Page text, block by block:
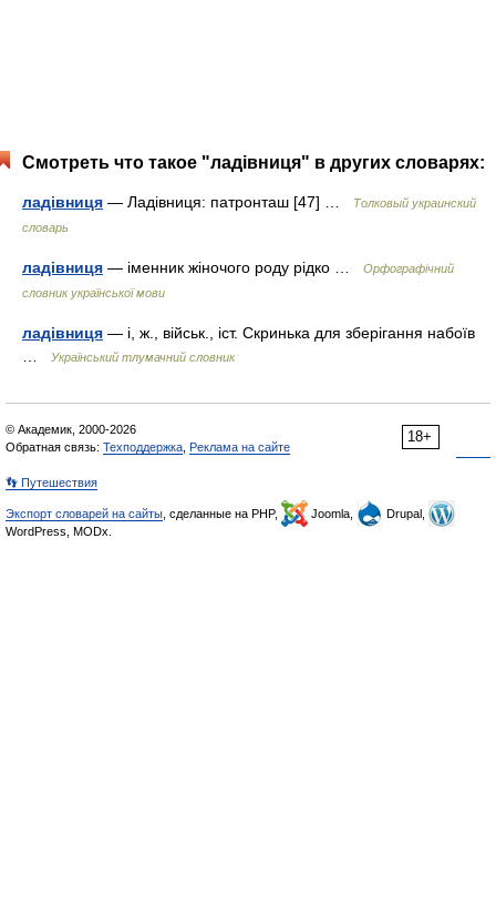
Смотреть что такое "ладівниця" в других словарях:
ладівниця — Ладівниця: патронташ [47] …
Толковый украинский
словарь
ладівниця — іменник жіночого роду рідко …
Орфографічний
словник української мови
ладівниця — і, ж., військ., іст. Скринька для зберігання набоїв
Український тлумачний словник
18+
© Академик, 2000-2026
Обратная связь: Техподдержка Реклама на сайте
👣 Путешествия
Экспорт словарей на сайты , сделанные на PHP, Joomla,
Drupal,
WordPress, MODx.